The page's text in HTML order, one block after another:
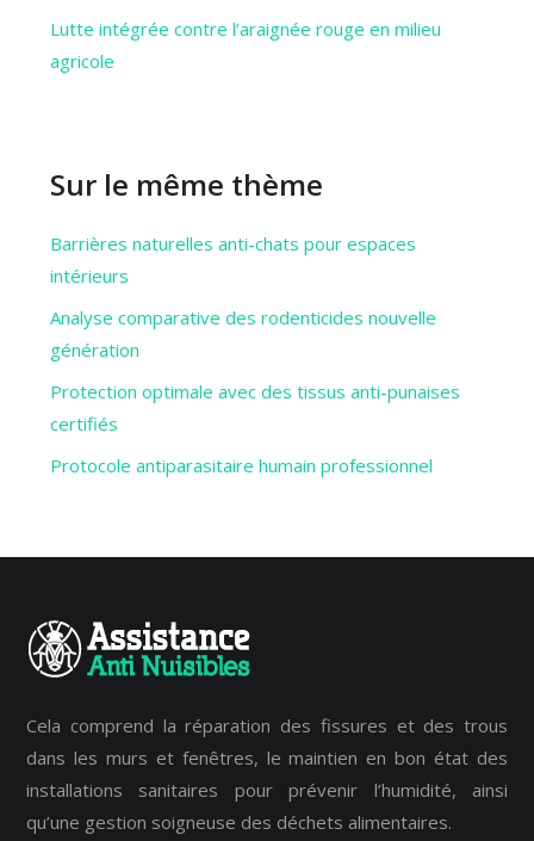
Lutte intégrée contre l’araignée rouge en milieu
agricole
Sur le même thème
Barrières naturelles anti-chats pour espaces
intérieurs
Analyse comparative des rodenticides nouvelle
génération
Protection optimale avec des tissus anti-punaises
certifiés
Protocole antiparasitaire humain professionnel
Cela comprend la réparation des fissures et des trous
dans les murs et fenêtres, le maintien en bon état des
installations sanitaires pour prévenir l’humidité, ainsi
qu’une gestion soigneuse des déchets alimentaires.